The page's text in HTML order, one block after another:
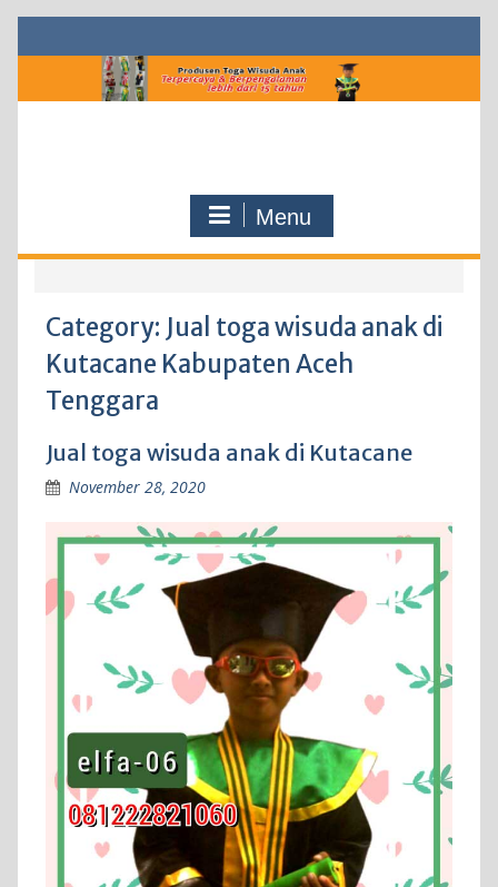
to
Menu
Category: Jual toga wisuda anak di
Kutacane Kabupaten Aceh
Tenggara
Jual toga wisuda anak di Kutacane
November 28, 2020